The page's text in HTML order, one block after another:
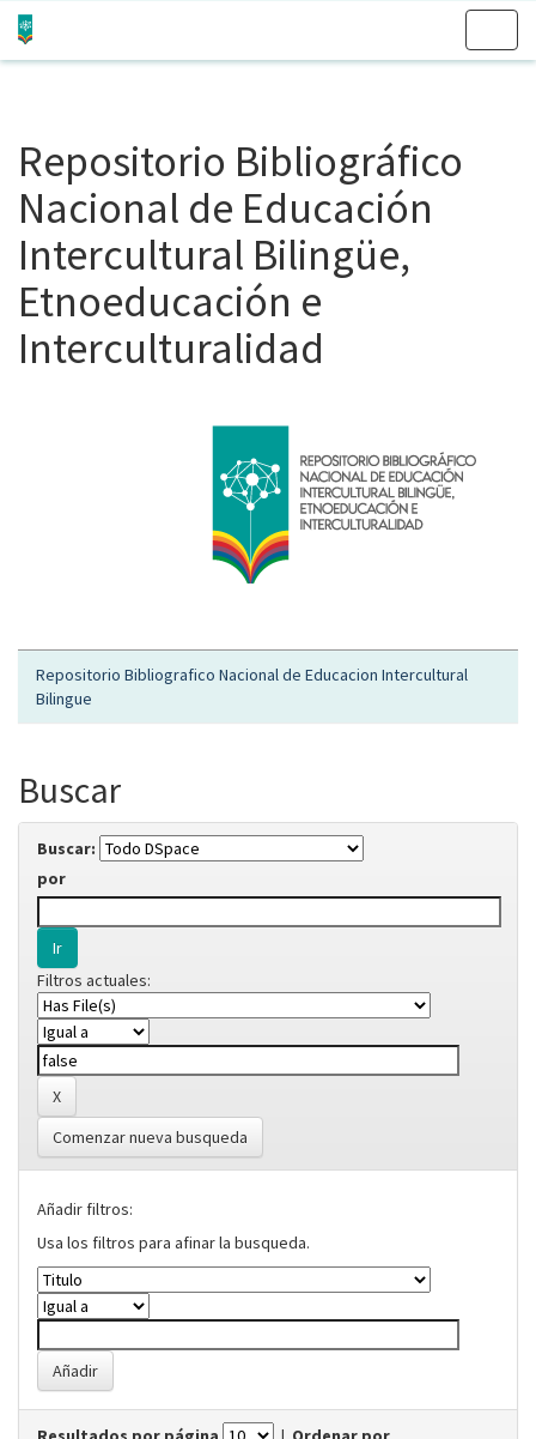
Repositorio Bibliográfico
Nacional de Educación
Intercultural Bilingüe,
Etnoeducación e
Interculturalidad
Repositorio Bibliografico Nacional de Educacion Intercultural
Bilingue
Buscar
Buscar:
por
Filtros actuales:
Comenzar nueva busqueda
Añadir filtros:
Usa los filtros para afinar la busqueda.